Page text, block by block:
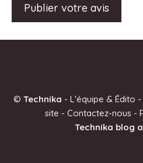
r
© Technika - L'équipe & Édito -
site - Contactez-nous -
Technika blog